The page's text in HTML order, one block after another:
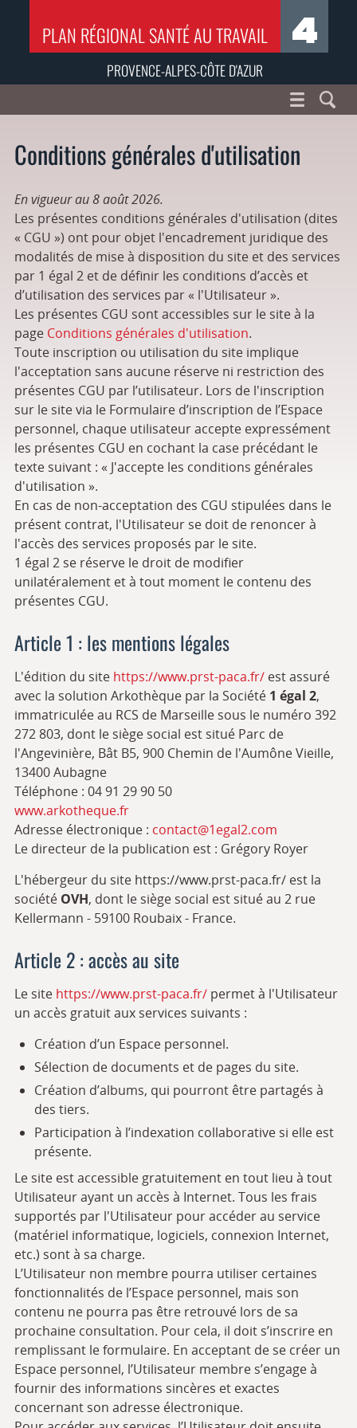
PLAN RÉGIONAL SANTÉ AU TRAVAIL
PROVENCE-ALPES-CÔTE D'AZUR
Conditions générales d'utilisation
En vigueur au 8 août 2026.
Les présentes conditions générales d'utilisation (dites
« CGU ») ont pour objet l'encadrement juridique des
modalités de mise à disposition du site et des services
par 1 égal 2 et de définir les conditions d’accès et
d’utilisation des services par « l'Utilisateur ».
Les présentes CGU sont accessibles sur le site à la
page Conditions générales d'utilisation.
Toute inscription ou utilisation du site implique
l'acceptation sans aucune réserve ni restriction des
présentes CGU par l’utilisateur. Lors de l'inscription
sur le site via le Formulaire d’inscription de l’Espace
personnel, chaque utilisateur accepte expressément
les présentes CGU en cochant la case précédant le
texte suivant : « J'accepte les conditions générales
d'utilisation ».
En cas de non-acceptation des CGU stipulées dans le
présent contrat, l'Utilisateur se doit de renoncer à
l'accès des services proposés par le site.
1 égal 2 se réserve le droit de modifier
unilatéralement et à tout moment le contenu des
présentes CGU.
Article 1 : les mentions légales
L'édition du site https://www.prst-paca.fr/est assuré
avec la solution Arkothèque par la Société 1 égal 2,
immatriculée au RCS de Marseille sous le numéro 392
272 803, dont le siège social est situé Parc de
l'Angevinière, Bât B5, 900 Chemin de l'Aumône Vieille,
13400 Aubagne
Téléphone : 04 91 29 90 50
www.arkotheque.fr
Adresse électronique : contact@1egal2.com
Le directeur de la publication est : Grégory Royer
L'hébergeur du site https://www.prst-paca.fr/ est la
société OVH, dont le siège social est situé au 2 rue
Kellermann - 59100 Roubaix - France.
Article 2 : accès au site
Le site https://www.prst-paca.fr/permet à l'Utilisateur
un accès gratuit aux services suivants :
Création d’un Espace personnel.
Sélection de documents et de pages du site.
Création d’albums, qui pourront être partagés à
des tiers.
Participation à l’indexation collaborative si elle est
présente.
Le site est accessible gratuitement en tout lieu à tout
Utilisateur ayant un accès à Internet. Tous les frais
supportés par l'Utilisateur pour accéder au service
(matériel informatique, logiciels, connexion Internet,
etc.) sont à sa charge.
L’Utilisateur non membre pourra utiliser certaines
fonctionnalités de l’Espace personnel, mais son
contenu ne pourra pas être retrouvé lors de sa
prochaine consultation. Pour cela, il doit s’inscrire en
remplissant le formulaire. En acceptant de se créer un
Espace personnel, l’Utilisateur membre s’engage à
fournir des informations sincères et exactes
concernant son adresse électronique.